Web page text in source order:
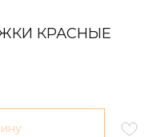
КРАСНЫЕ